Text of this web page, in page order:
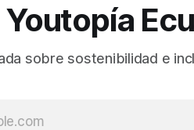
Youtopía
sobre sostenibilidad e